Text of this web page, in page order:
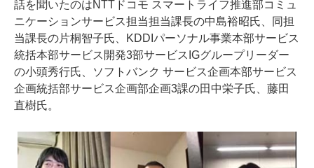
話を聞いたのはNTTドコモ スマートライフ推進部コミュ
ニケーションサービス担当担当課長の中島裕昭氏、同担
当課長の片桐智子氏、KDDIパーソナル事業本部サービス
統括本部サービス開発3部サービスIGグループリーダー
の小頭秀行氏、ソフトバンク サービス企画本部サービス
企画統括部サービス企画部企画3課の田中栄子氏、藤田
直樹氏。